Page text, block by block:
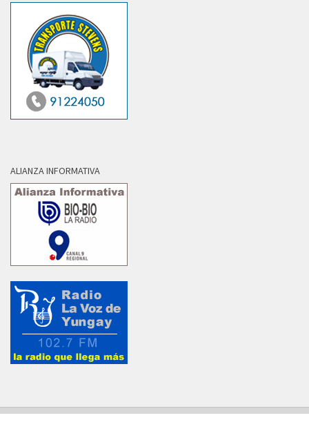
ALIANZA INFORMATIVA